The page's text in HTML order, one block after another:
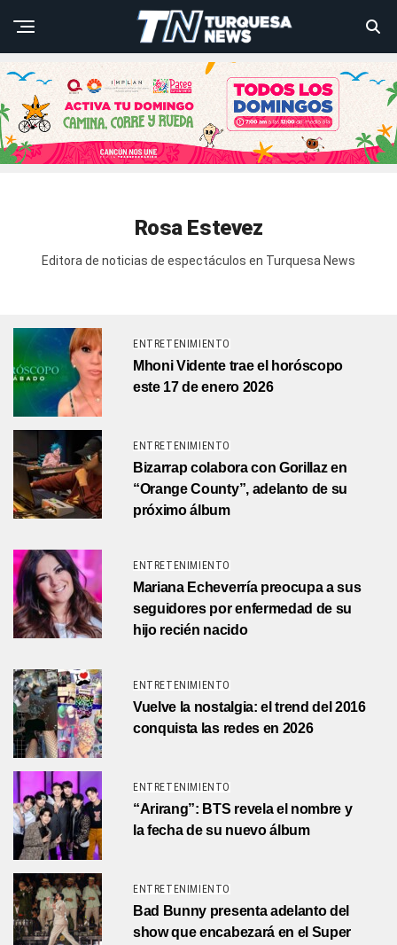
Rosa Estevez
Editora de noticias de espectáculos en Turquesa News
ENTRETENIMIENTO
Mhoni Vidente trae el horóscopo
este 17 de enero 2026
ENTRETENIMIENTO
Bizarrap colabora con Gorillaz en
“Orange County”, adelanto de su
próximo álbum
ENTRETENIMIENTO
Mariana Echeverría preocupa a sus
seguidores por enfermedad de su
hijo recién nacido
ENTRETENIMIENTO
Vuelve la nostalgia: el trend del 2016
conquista las redes en 2026
ENTRETENIMIENTO
“Arirang”: BTS revela el nombre y
la fecha de su nuevo álbum
ENTRETENIMIENTO
Bad Bunny presenta adelanto del
show que encabezará en el Super